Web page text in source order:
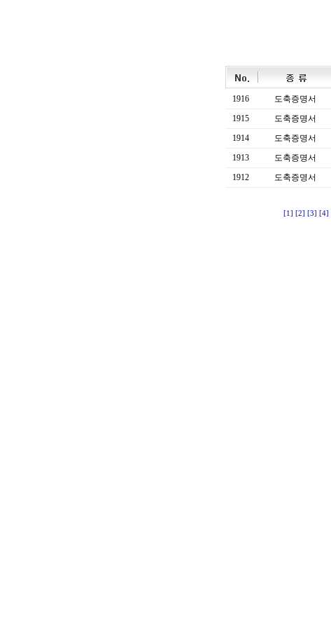
1916 도축증명서
1915
도축증명서
1914
도축증명서
1913
도축증명서
1912
도축증명서
[1] [2] [3] [4]